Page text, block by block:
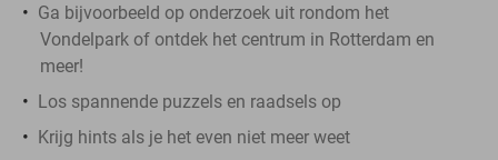
Ga bijvoorbeeld op onderzoek uit rondom het
Vondelpark of ontdek het centrum in Rotterdam en
meer!
Los spannende puzzels en raadsels op
Krijg hints als je het even niet meer weet